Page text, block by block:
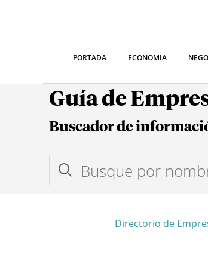
PORTADA ECONOMIA
Guía de
Buscador de
Directorio de